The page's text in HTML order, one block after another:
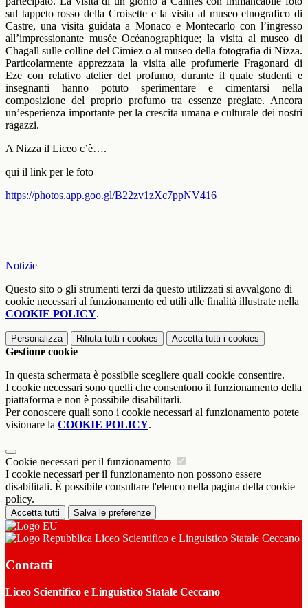
sul tappeto rosso della Croisette e la visita al museo etnografico di
Castre, una visita guidata a Monaco e Montecarlo con l’ingresso
all’impressionante musée Océanographique; la visita al museo di
Chagall sulle colline del Cimiez o al museo della fotografia di Nizza.
Particolarmente apprezzata la visita alle profumerie Fragonard di
Eze con relativo atelier del profumo, durante il quale studenti e
insegnanti hanno potuto sperimentare e cimentarsi nella
composizione del proprio profumo tra essenze pregiate. Ancora
un’esperienza importante per la crescita umana e culturale dei nostri
ragazzi.
A Nizza il Liceo c’è….
qui il link per le foto
https://photos.app.goo.gl/B22zv1zXc7ppNV416
Notizie
Questo sito o gli strumenti terzi da questo utilizzati si avvalgono di
cookie necessari al funzionamento ed utili alle finalità illustrate nella
COOKIE POLICY.
Personalizza Rifiuta tutti i cookies Accetta tutti i cookies
Gestione cookie
In questa schermata è possibile scegliere quali cookie consentire.
I cookie necessari sono quelli che consentono il funzionamento della
piattaforma e non è possibile disabilitarli.
Per conoscere quali sono i cookie necessari al funzionamento potete
visionare la COOKIE POLICY.
Cookie necessari per il funzionamento
I cookie necessari per il funzionamento non possono essere
disabilitati. È possibile consultare l'elenco nella pagina della cookie
policy.
Accetta tutti Salva le preferenze
Liceo Scientifico e Linguistico Statale Ceccano
Contatti
Liceo Scientifico e Linguistico Statale Ceccano